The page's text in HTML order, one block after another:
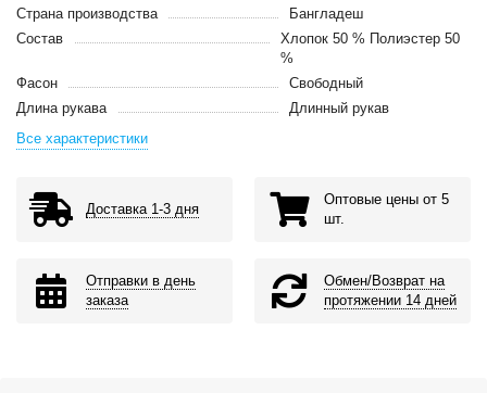
Страна производства
Бангладеш
Состав
Хлопок 50 % Полиэстер 50
%
Фасон
Свободный
Длина рукава
Длинный рукав
Все характеристики
Доставка 1-3 дня
Оптовые цены от 5
шт.
Отправки в день
заказа
Обмен/Возврат на
протяжении 14 дней